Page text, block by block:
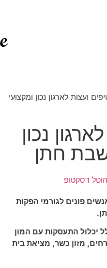
ועצות לארגון נכון ומקצועי
נכון
חתן
פונים לגורמי הפקות
יכלול התעסקות עם המון
מזון כשר, מציאת בית